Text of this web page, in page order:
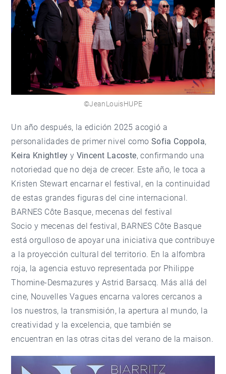
©JeanLouisHUPE
Un año después, la edición 2025 acogió a
personalidades de primer nivel como Sofia Coppola,
Keira Knightley y Vincent Lacoste, confirmando una
notoriedad que no deja de crecer. Este año, le toca a
Kristen Stewart encarnar el festival, en la continuidad
de estas grandes figuras del cine internacional.
BARNES Côte Basque, mecenas del festival
Socio y mecenas del festival, BARNES Côte Basque
está orgulloso de apoyar una iniciativa que contribuye
a la proyección cultural del territorio. En la alfombra
roja, la agencia estuvo representada por Philippe
Thomine-Desmazures y Astrid Barsacq. Más allá del
cine, Nouvelles Vagues encarna valores cercanos a
los nuestros, la transmisión, la apertura al mundo, la
creatividad y la excelencia, que también se
encuentran en las otras citas del verano de la maison.